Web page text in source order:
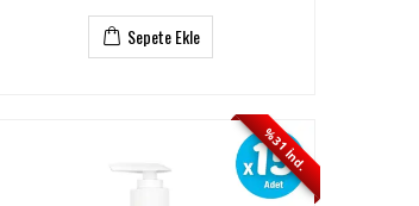
Sepete Ekle
%31 İnd.